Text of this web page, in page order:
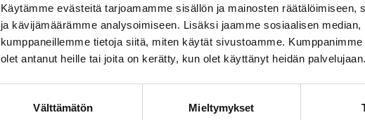
Käytämme evästeitä tarjoamamme sisällön ja mainosten räätälöimiseen,
ja kävijämäärämme analysoimiseen. Lisäksi jaamme sosiaalisen
kumppaneillemme tietoja siitä, miten käytät sivustoamme.
olet antanut heille tai joita on kerätty, kun olet käyttänyt heidän palvelujaan.
Välttämätön Mieltymykset